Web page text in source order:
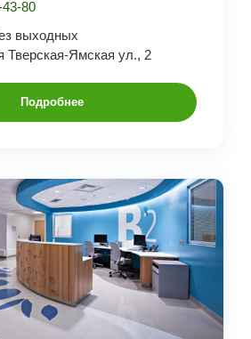
80
выходных
Тверская-Ямская ул., 2
Подробнее